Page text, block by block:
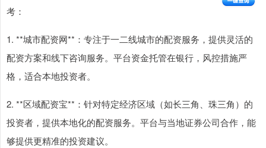
考：
1. **城市配资网**：专注于一二线城市的配资服务，提供灵活的
配资方案和线下咨询服务。平台资金托管在银行，风控措施严
格，适合本地投资者。
2. **区域配资宝**：针对特定经济区域（如长三角、珠三角）的
投资者，提供本地化的配资服务。平台与当地证券公司合作，能
够提供更精准的投资建议。